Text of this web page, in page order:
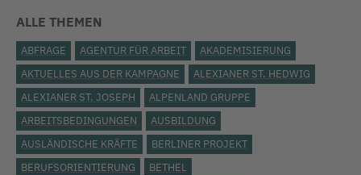
ALLE THEMEN
ABFRAGE AGENTUR FÜR ARBEIT
AKADEMISIERUNG
AKTUELLES AUS DER KAMPAGNE
ALEXIANER ST. HEDWIG
ALEXIANER ST. JOSEPH
ALPENLAND GRUPPE
ARBEITSBEDINGUNGEN
AUSBILDUNG
AUSLÄNDISCHE KRÄFTE
BERLINER PROJEKT
BERUFSORIENTIERUNG
BETHEL